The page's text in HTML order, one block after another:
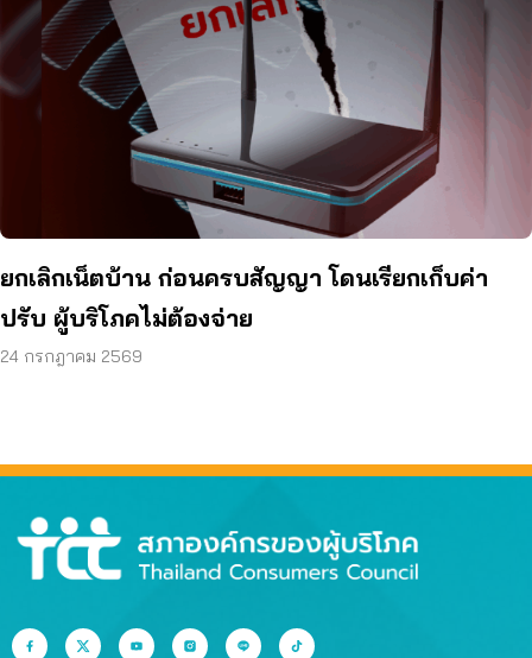
ยกเลิกเน็ตบ้าน ก่อนครบสัญญา โดนเรียกเก็บค่า
ปรับ ผู้บริโภคไม่ต้องจ่าย
24 กรกฎาคม 2569